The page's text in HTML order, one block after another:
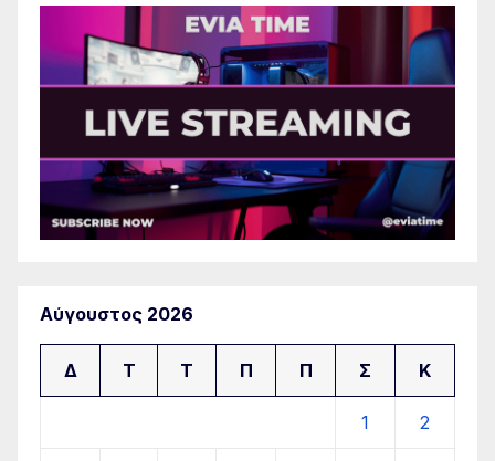
Αύγουστος 2026
Δ Τ Τ Π Π Σ Κ
1 2